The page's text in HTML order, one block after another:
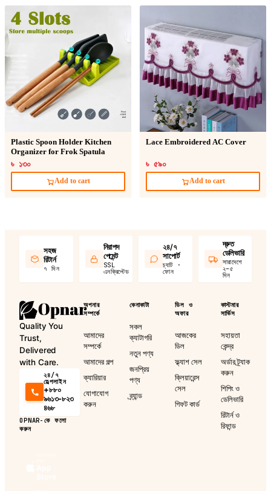
Plastic Spoon Holder Kitchen
Organizer for Frok Spatula
৳ ১৩০
Add to cart
Lace Embroidered AC Cover
৳ ৫৯০
Add to cart
সহজ
রিটার্ন
৭ দিন
নিরাপদ
পেমেন্ট
SSL
এনক্রিপ্টেড
২৪/৭
সাপোর্ট
চ্যাট ·
ফোন
দ্রুত
ডেলিভারি
সারাদেশে
২–৫
দিন
Quality You
Trust,
Delivered
with Care.
২৪/৭
হেল্পলাইন
+৮৮০
৯৬১৩-৮২৩
৪৬৮
OPNAR-কে ফলো
করুন
অপনার
সম্পর্কে
আমাদের
সম্পর্কে
আমাদের গল্প
ক্যারিয়ার
যোগাযোগ
করুন
কেনাকাটা
সকল
ক্যাটাগরি
নতুন পণ্য
জনপ্রিয়
পণ্য
ব্র্যান্ড
ডিল ও
অফার
আজকের
ডিল
ফ্ল্যাশ সেল
ক্লিয়ারেন্স
সেল
গিফট কার্ড
কাস্টমার
সার্ভিস
সহায়তা
কেন্দ্র
অর্ডার ট্র্যাক
করুন
শিপিং ও
ডেলিভারি
রিটার্ন ও
রিফান্ড